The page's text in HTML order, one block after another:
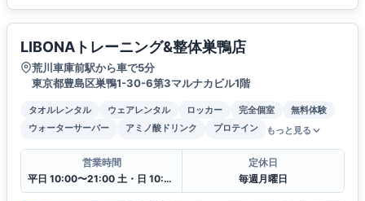
LIBONAトレーニング&整体巣鴨店
荒川車庫前駅から車で5分
東京都豊島区巣鴨1-30-6第3マルナカビル1階
タオルレンタル ウェアレンタル ロッカー 完全個室
無料体験
ウォーターサーバー
アミノ酸ドリンク プロテイン もっと見る
営業時間
平日 10:00〜21:00 土・日 10:00〜19:00
定休日
毎週月曜日